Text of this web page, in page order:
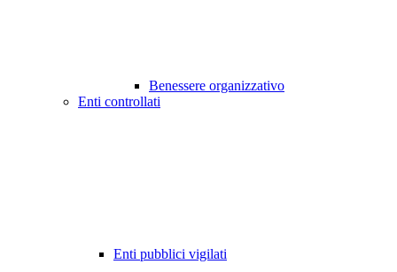
Benessere organizzativo
Enti controllati
Enti pubblici vigilati